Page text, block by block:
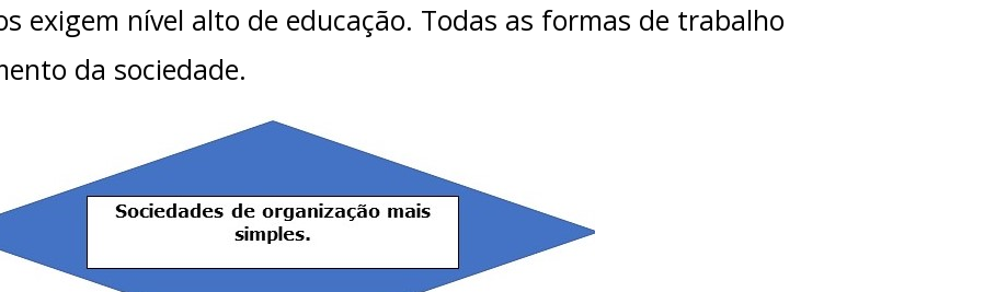
exigem nível alto de educação. Todas as formas de trabalho
da sociedade.